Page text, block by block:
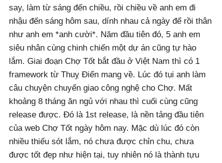
say, làm từ sáng đến chiều, rồi chiều về anh em đi
nhậu đến sáng hôm sau, dính nhau cả ngày để rồi thân
như anh em *anh cười*. Năm đầu tiên đó, 5 anh em
siêu nhân cùng chinh chiến một dự án cũng tự hào
lắm. Giai đoạn Chợ Tốt bắt đầu ở Việt Nam thì có 1
framework từ Thuỵ Điển mang về. Lúc đó tụi anh làm
câu chuyện chuyển giao công nghệ cho Chợ. Mất
khoảng 8 tháng ăn ngủ với nhau thì cuối cùng cũng
release được. Đó là 1st release, là nền tảng đầu tiên
của web Chợ Tốt ngày hôm nay. Mặc dù lúc đó còn
nhiều thiếu sót lắm, nó chưa được chỉn chu, chưa
được tốt đẹp như hiện tại, tuy nhiên nó là thành tựu